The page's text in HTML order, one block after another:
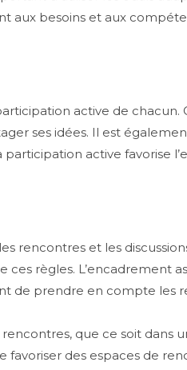
aux besoins et aux
active de chacun.
ses idées. Il est
active favorise
rencontres et les
règles. L’encadrement
de prendre en compte les
que ce soit dans
des espaces de